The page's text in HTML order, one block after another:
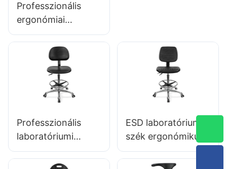
Professzionális
ergonómiai
forgószék IC142
PU háttámlával &
kartámaszok
állítható lábgyűrű &
5-csillagos bázis a
laboratóriumokhoz
Magasság-vezérlés
5 csillagos
alumínium alap az
Office/Lab számára
Professzionális
laboratóriumi
ergonómikus szék
PU háttámla
ESD laboratóriumi
szék ergonómikus
PU háttámla
kialakítás 5